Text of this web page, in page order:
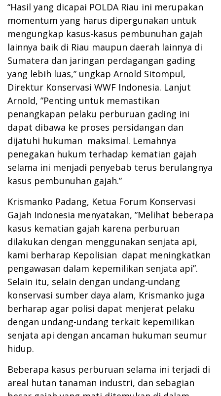
“Hasil yang dicapai POLDA Riau ini merupakan
momentum yang harus dipergunakan untuk
mengungkap kasus-kasus pembunuhan gajah
lainnya baik di Riau maupun daerah lainnya di
Sumatera dan jaringan perdagangan gading
yang lebih luas,” ungkap Arnold Sitompul,
Direktur Konservasi WWF Indonesia. Lanjut
Arnold, ”Penting untuk memastikan
penangkapan pelaku perburuan gading ini
dapat dibawa ke proses persidangan dan
dijatuhi hukuman maksimal. Lemahnya
penegakan hukum terhadap kematian gajah
selama ini menjadi penyebab terus berulangnya
kasus pembunuhan gajah.”
Krismanko Padang, Ketua Forum Konservasi
Gajah Indonesia menyatakan, ”Melihat beberapa
kasus kematian gajah karena perburuan
dilakukan dengan menggunakan senjata api,
kami berharap Kepolisian dapat meningkatkan
pengawasan dalam kepemilikan senjata api”.
Selain itu, selain dengan undang-undang
konservasi sumber daya alam, Krismanko juga
berharap agar polisi dapat menjerat pelaku
dengan undang-undang terkait kepemilikan
senjata api dengan ancaman hukuman seumur
hidup.
Beberapa kasus perburuan selama ini terjadi di
areal hutan tanaman industri, dan sebagian